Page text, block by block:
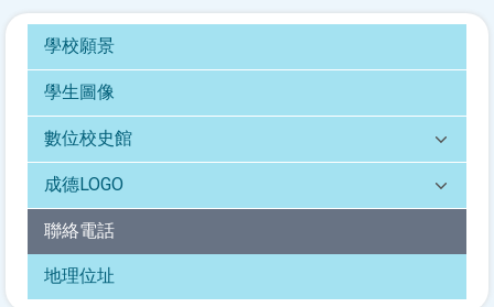
學校願景
學生圖像
數位校史館
成德LOGO
聯絡電話
地理位址